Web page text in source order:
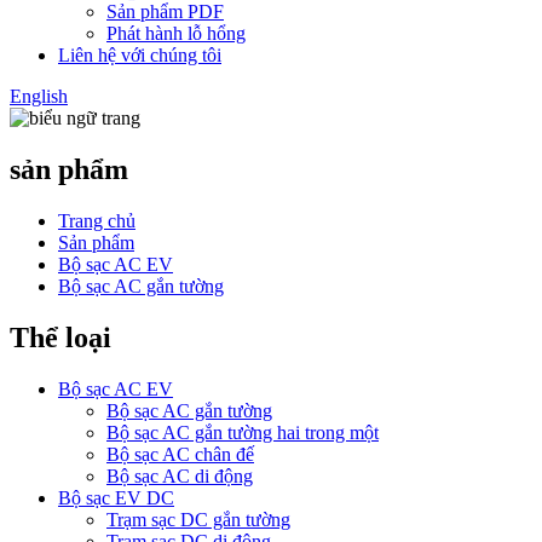
Sản phẩm PDF
Phát hành lỗ hổng
Liên hệ với chúng tôi
English
sản phẩm
Trang chủ
Sản phẩm
Bộ sạc AC EV
Bộ sạc AC gắn tường
Thể loại
Bộ sạc AC EV
Bộ sạc AC gắn tường
Bộ sạc AC gắn tường hai trong một
Bộ sạc AC chân đế
Bộ sạc AC di động
Bộ sạc EV DC
Trạm sạc DC gắn tường